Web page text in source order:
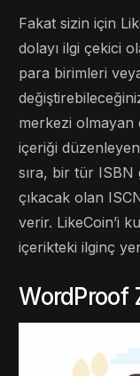
Fakat sizin için
dolayı ilgi çekici
para birimleri
merkezi olmayan
içeriği
sıra, bir tür ISBN
çıkacak olan
verir. LikeCoin’i
içerikteki ilginç
WordProof